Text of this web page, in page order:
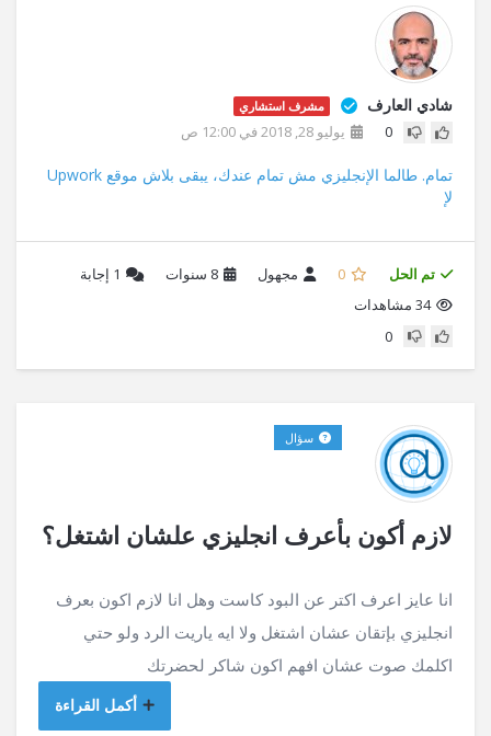
شادي العارف مشرف استشاري
0 يوليو 28, 2018 في 12:00 ص
تمام. طالما الإنجليزي مش تمام عندك، يبقى بلاش موقع Upwork
لإ
تم الحل 0 مجهول 8 سنوات 1 إجابة
34 مشاهدات
0
لازم أكون بأعرف انجليزي علشان اشتغل؟
سؤال
انا عايز اعرف اكتر عن البود كاست وهل انا لازم اكون بعرف
انجليزي بإتقان عشان اشتغل ولا ايه ياريت الرد ولو حتي
اكلمك صوت عشان افهم اكون شاكر لحضرتك
أكمل القراءة